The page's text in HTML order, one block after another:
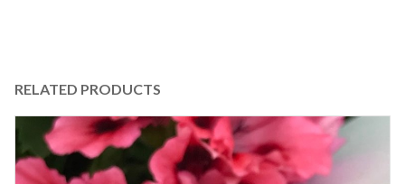
RELATED PRODUCTS